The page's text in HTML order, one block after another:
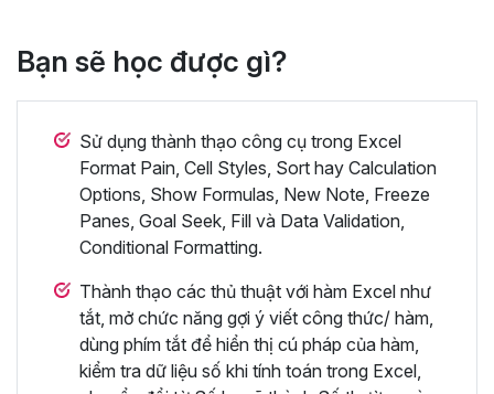
Bạn sẽ học được gì?
Sử dụng thành thạo công cụ trong Excel
Format Pain, Cell Styles, Sort hay Calculation
Options, Show Formulas, New Note, Freeze
Panes, Goal Seek, Fill và Data Validation,
Conditional Formatting.
Thành thạo các thủ thuật với hàm Excel như
tắt, mở chức năng gợi ý viết công thức/ hàm,
dùng phím tắt để hiển thị cú pháp của hàm,
kiểm tra dữ liệu số khi tính toán trong Excel,